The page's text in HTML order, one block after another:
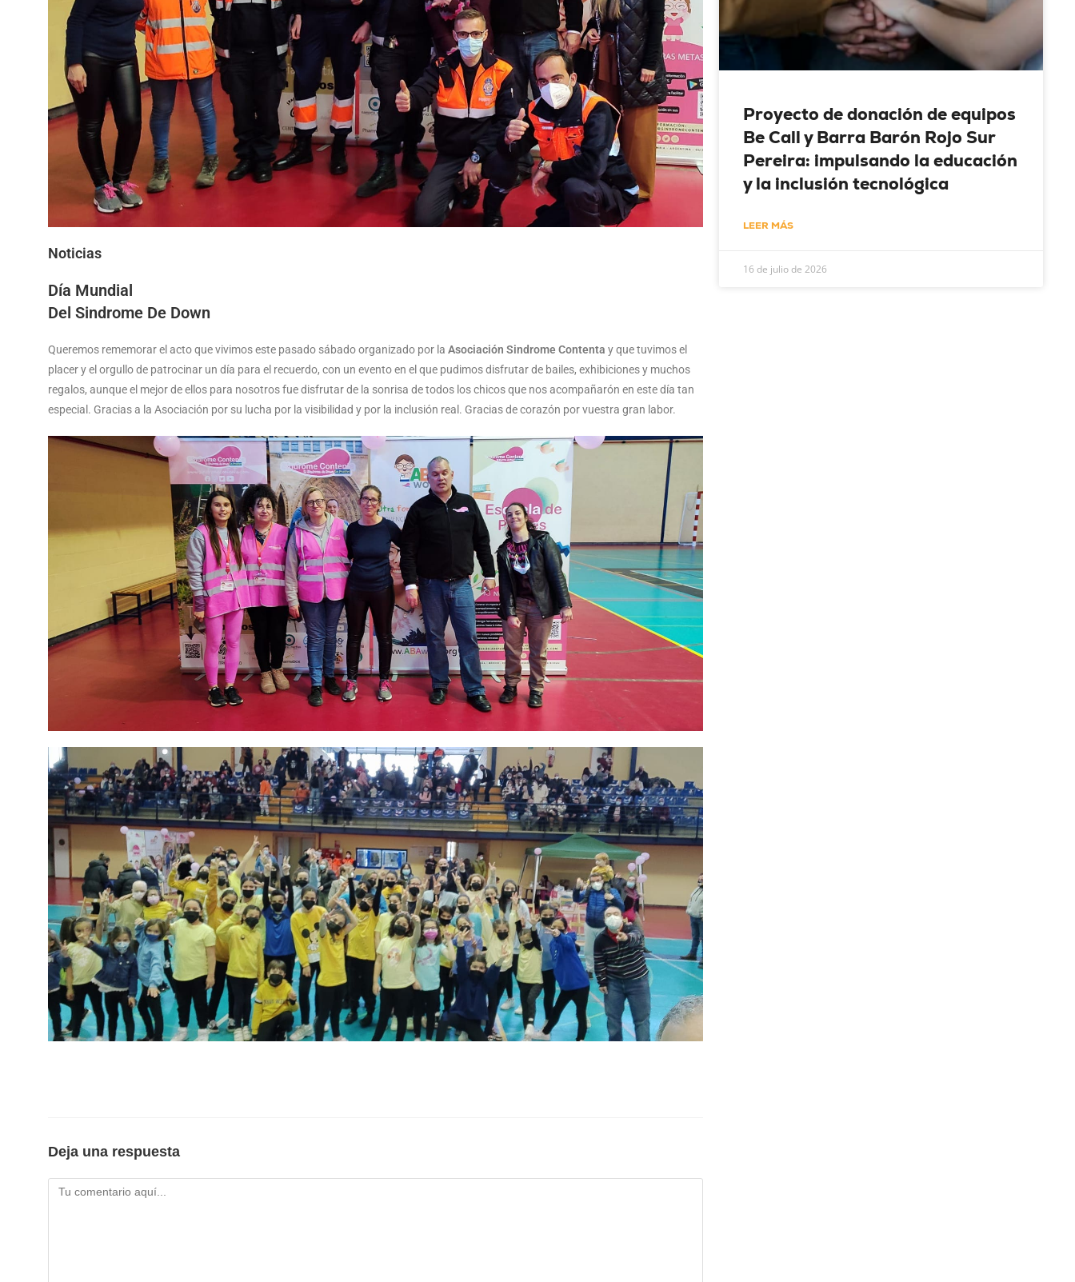
Noticias
Día Mundial
Del Sindrome De Down
Queremos rememorar el acto que vivimos este pasado sábado organizado por laAsociación Sindrome Contenta y que tuvimos el
placer y el orgullo de patrocinar un día para el recuerdo, con un evento en el que pudimos disfrutar de bailes, exhibiciones y muchos
regalos, aunque el mejor de ellos para nosotros fue disfrutar de la sonrisa de todos los chicos que nos acompañarón en este día tan
especial. Gracias a la Asociación por su lucha por la visibilidad y por la inclusión real. Gracias de corazón por vuestra gran labor.
Deja una respuesta
Proyecto de donación de equipos
Be Call y Barra Barón Rojo Sur
Pereira: impulsando la educación
y la inclusión tecnológica
LEER MÁS
16 de julio de 2026